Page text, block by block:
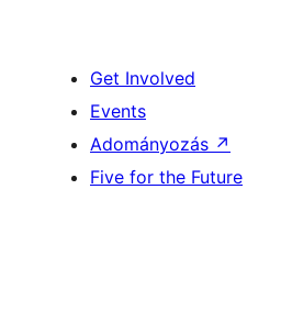
Get Involved
Events
Adományozás ↗
Five for the Future